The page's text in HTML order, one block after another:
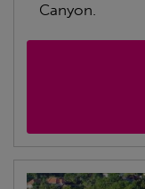
Canyon.